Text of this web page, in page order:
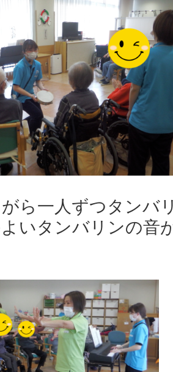
ら一人ずつタンバ
いタンバリンの音